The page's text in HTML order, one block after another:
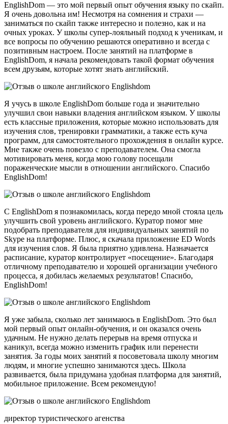
EnglishDom — это мой первый опыт обучения языку по скайп.
Я очень довольна им! Несмотря на сомнения и страхи —
заниматься по скайп также интересно и полезно, как и на
очных уроках. У школы супер-лояльный подход к ученикам, и
все вопросы по обучению решаются оперативно и всегда с
позитивным настроем. После занятий на платформе в
EnglishDom, я начала рекомендовать такой формат обучения
всем друзьям, которые хотят знать английский.
Я учусь в школе EnglishDom больше года и значительно
улучшил свои навыки владения английском языком. У школы
есть классные приложения, которые можно использовать для
изучения слов, тренировки грамматики, а также есть куча
программ, для самостоятельного прохождения в онлайн курсе.
Мне также очень повезло с преподавателем. Она смогла
мотивировать меня, когда мою голову посещали
пораженческие мысли в отношении английского. Спасибо
EnglishDom!
С EnglishDom я познакомилась, когда передо мной стояла цель
улучшить свой уровень английского. Куратор помог мне
подобрать преподавателя для индивидуальных занятий по
Skype на платформе. Плюс, я скачала приложение ED Words
для изучения слов. Я была приятно удивлена. Назначается
расписание, куратор контролирует «посещение». Благодаря
отличному преподавателю и хорошей организации учебного
процесса, я добилась желаемых результатов! Спасибо,
EnglishDom!
Я уже забыла, сколько лет занимаюсь в EnglishDom. Это был
мой первый опыт онлайн-обучения, и он оказался очень
удачным. Не нужно делать перерыв на время отпуска и
каникул, всегда можно изменить график или перенести
занятия. За годы моих занятий я посоветовала школу многим
людям, и многие успешно занимаются здесь. Школа
развивается, была придумана удобная платформа для занятий,
мобильное приложение. Всем рекомендую!
директор туристического агенства